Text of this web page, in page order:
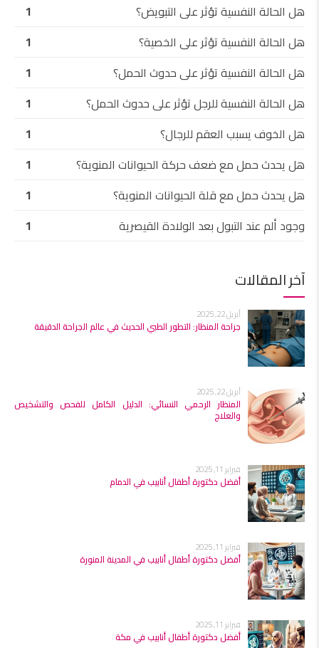
هل الحالة النفسية تؤثر على التبويض؟
1
هل الحالة النفسية تؤثر على الخصية؟
1
هل الحالة النفسية تؤثر على حدوث الحمل؟
1
هل الحالة النفسية للرجل تؤثر على حدوث الحمل؟
1
هل الخوف يسبب العقم للرجال؟
1
هل يحدث حمل مع ضعف حركة الحيوانات المنوية؟
1
هل يحدث حمل مع قلة الحيوانات المنوية؟
1
وجود ألم عند التبول بعد الولادة القيصرية
1
آخر المقالات
أبريل 22, 2025
جراحة المنظار: التطور الطبي الحديث في عالم الجراحة الدقيقة
أبريل 22, 2025
المنظار الرحمي النسائي: الدليل الكامل للفحص والتشخيص
والعلاج
فبراير 11, 2025
أفضل دكتورة أطفال أنابيب في الدمام
فبراير 11, 2025
أفضل دكتورة أطفال أنابيب في المدينة المنورة
فبراير 11, 2025
أفضل دكتورة أطفال أنابيب في مكة